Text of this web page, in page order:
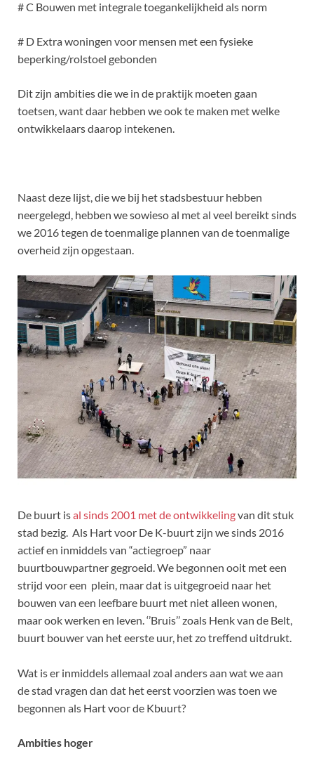
# C Bouwen met integrale toegankelijkheid als norm
# D Extra woningen voor mensen met een fysieke
beperking/rolstoel gebonden
Dit zijn ambities die we in de praktijk moeten gaan
toetsen, want daar hebben we ook te maken met welke
ontwikkelaars daarop intekenen.
Naast deze lijst, die we bij het stadsbestuur hebben
neergelegd, hebben we sowieso al met al veel bereikt sinds
we 2016 tegen de toenmalige plannen van de toenmalige
overheid zijn opgestaan.
De buurt isal sinds 2001 met de ontwikkelingvan dit stuk
stad bezig. Als Hart voor De K-buurt zijn we sinds 2016
actief en inmiddels van “actiegroep” naar
buurtbouwpartner gegroeid. We begonnen ooit met een
strijd voor een plein, maar dat is uitgegroeid naar het
bouwen van een leefbare buurt met niet alleen wonen,
maar ook werken en leven. ‘’Bruis’’ zoals Henk van de Belt,
buurt bouwer van het eerste uur, het zo treffend uitdrukt.
Wat is er inmiddels allemaal zoal anders aan wat we aan
de stad vragen dan dat het eerst voorzien was toen we
begonnen als Hart voor de Kbuurt?
Ambities hoger